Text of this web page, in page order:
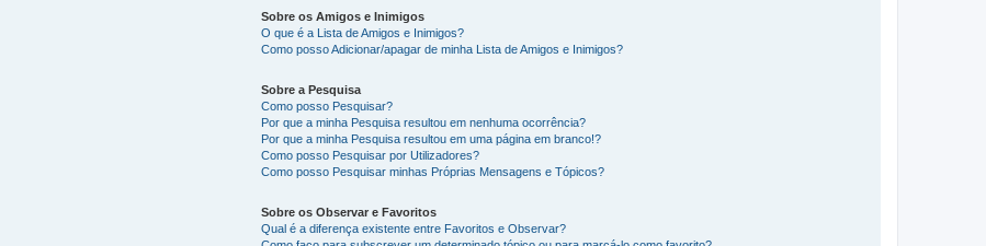
Sobre os Amigos e Inimigos
O que é a Lista de Amigos e Inimigos?
Como posso Adicionar/apagar de minha Lista de Amigos e Inimigos?
Sobre a Pesquisa
Como posso Pesquisar?
Por que a minha Pesquisa resultou em nenhuma ocorrência?
Por que a minha Pesquisa resultou em uma página em branco!?
Como posso Pesquisar por Utilizadores?
Como posso Pesquisar minhas Próprias Mensagens e Tópicos?
Sobre os Observar e Favoritos
Qual é a diferença existente entre Favoritos e Observar?